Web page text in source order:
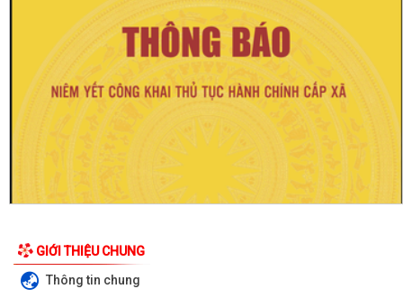
GIỚI THIỆU CHUNG
Thông tin chung
HỒ SƠ TỰ CÔNG BỐ SẢN PHẨM
THUẾ KHÔNG HOẠT ĐỘNG TẠI ĐỊA CHỈ ĐÃ...
DANH SÁCH CÔNG KHAI DN TRẠNG THÁI 03 - NNT NGỪNG HOẠT